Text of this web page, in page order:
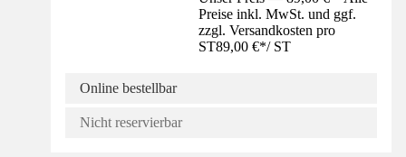
Preise inkl. MwSt. und ggf.
zzgl. Versandkosten pro
ST89,00 €*/ ST
Online bestellbar
Nicht reservierbar